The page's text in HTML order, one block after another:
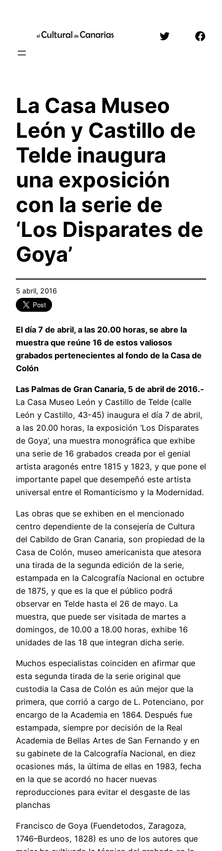
contenido
Twitter
La Casa Museo
León y Castillo de
Telde inaugura
una exposición
con la serie de
‘Los Disparates de
Goya’
5 abril, 2016
El día 7 de abril, a las 20.00 horas, se abre la
muestra que reúne 16 de estos valiosos
grabados pertenecientes al fondo de la Casa de
Colón
Las Palmas de Gran Canaria, 5 de abril de 2016.-
La Casa Museo León y Castillo de Telde (calle
León y Castillo, 43-45) inaugura el día 7 de abril,
a las 20.00 horas, la exposición ‘Los Disparates
de Goya’, una muestra monográfica que exhibe
una serie de 16 grabados creada por el genial
artista aragonés entre 1815 y 1823, y que pone el
importante papel que desempeñó este artista
universal entre el Romanticismo y la Modernidad.
Las obras que se exhiben en el mencionado
centro dependiente de la consejería de Cultura
del Cabildo de Gran Canaria, son propiedad de la
Casa de Colón, museo americanista que atesora
una tirada de la segunda edición de la serie,
estampada en la Calcografía Nacional en octubre
de 1875, y que es la que el público podrá
observar en Telde hasta el 26 de mayo. La
muestra, que puede ser visitada de martes a
domingos, de 10.00 a 18.00 horas, exhibe 16
unidades de las 18 que integran dicha serie.
Muchos especialistas coinciden en afirmar que
esta segunda tirada de la serie original que
custodia la Casa de Colón es aún mejor que la
primera, que corrió a cargo de L. Potenciano, por
encargo de la Academia en 1864. Después fue
estampada, siempre por decisión de la Real
Academia de Bellas Artes de San Fernando y en
su gabinete de la Calcografía Nacional, en diez
ocasiones más, la última de ellas en 1983, fecha
en la que se acordó no hacer nuevas
reproducciones para evitar el desgaste de las
planchas
Francisco de Goya (Fuendetodos, Zaragoza,
1746–Burdeos, 1828) es uno de los autores que